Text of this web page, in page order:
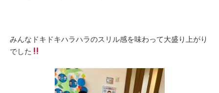
みんなドキドキハラハラのスリル感を味わって大盛り上がり
でした